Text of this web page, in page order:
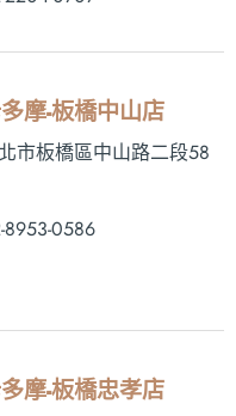
摩-板橋中山店
市板橋區中山路二段58
8953-0586
摩-板橋忠孝店